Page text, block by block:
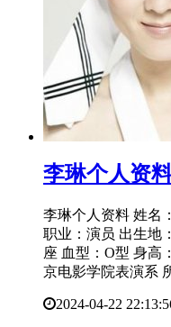
李琳个人资
李琳个人资料 姓名
职业：演员 出生地
座 血型：O型 身高
京电影学院表演系
2024-04-22